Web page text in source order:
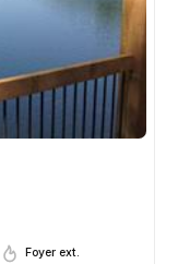
Foyer ext.